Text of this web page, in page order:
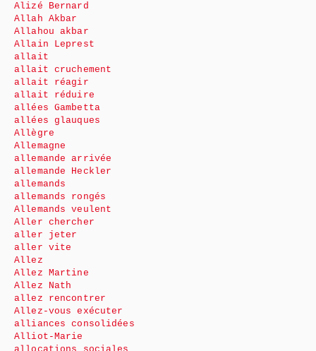
Alizé Bernard
Allah Akbar
Allahou akbar
Allain Leprest
allait
allait cruchement
allait réagir
allait réduire
allées Gambetta
allées glauques
Allègre
Allemagne
allemande arrivée
allemande Heckler
allemands
allemands rongés
Allemands veulent
Aller chercher
aller jeter
aller vite
Allez
Allez Martine
Allez Nath
allez rencontrer
Allez-vous exécuter
alliances consolidées
Alliot-Marie